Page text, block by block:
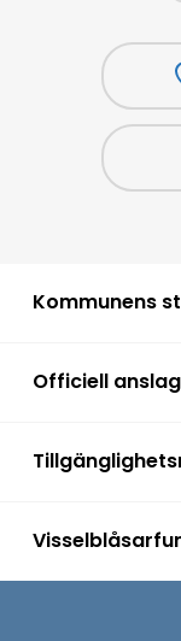
Kommunens
Officiell